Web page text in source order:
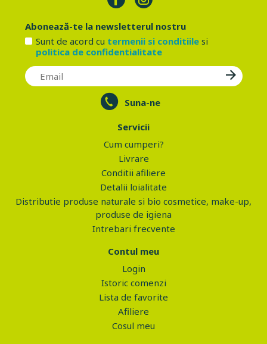
Abonează-te la newsletterul nostru
Sunt de acord cu termenii si conditiilesi
politica de confidentialitate
Suna-ne
Servicii
Cum cumperi?
Livrare
Conditii afiliere
Detalii loialitate
Distributie produse naturale si bio cosmetice, make-up,
produse de igiena
Intrebari frecvente
Contul meu
Login
Istoric comenzi
Lista de favorite
Afiliere
Cosul meu